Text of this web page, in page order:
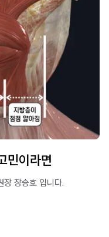
민이라면
장승호 입니다.